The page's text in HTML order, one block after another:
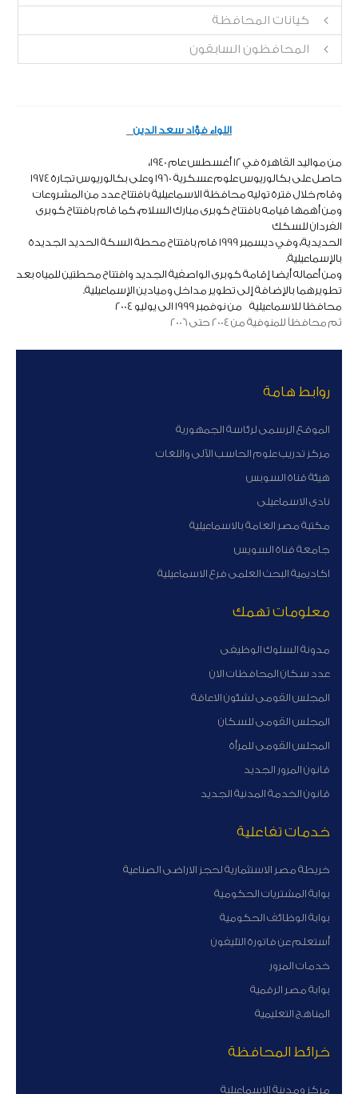
كيانات المحافظة
المحافظون السابقون
​اللواء فؤاد سعد الدين
من مواليد القاهرة في 12 أغسطس عام 1940،
حاصل على بكالوريوس علوم عسكرية 1960 وعلى بكالوريوس تجارة 1974
وقام خلال فترة توليه محافظة الاسماعيلية بافتتاح عدد من المشروعات
ومن أهمها قيامه بافتتاح كوبرى مبارك السلام، كما قام بافتتاح كوبرى
الفردان للسكك
الحديدية، وفي ديسمبر 1999 قام بافتتاح محطة السكة الحديد الجديدة
بالإسماعيلية.
ومن أعماله أيضا إقامة كوبرى الواصفية الجديد وافتتاح محطتين للمياه بعد
تطويرهما بالإضافة إلى تطوير مداخل وميادين الإسماعيلية.
محافظا للاسماعيلية من نوفمبر 1999 الى يوليو 2004
ثم محافظاً للمنوفية من 2004 حتى 2006
روابط هامة
الموقع الرسمى لرئاسة الجمهورية
مركز تدريب علوم الحاسب الآلى واللغات
هيئة قناة السوبس
نادى الاسماعيلى
مكتبة مصر العامة بالاسماعيلية
جامعة قناة السويس
اكاديمية البحث العلمى فرع الاسماعيلية
معلومات تهمك
مدونة السلوك الوظيفى
عدد سكان المحافظات الان
المجلس القومى لشئون الاعاقة
المجلس القومى للسكان
المجلس القومى للمرأة
قانون المرور الجديد
قانون الخدمة المدنية الجديد
خدمات تفاعلية
خريطة مصر الاستثمارية لحجز الاراضى الصناعية
بوابة المشتريات الحكومية
بوابة الوظائف الحكومية
أستعلم عن فاتورة التليفون
خدمات المرور
بوابة مصر الرقمية
المناهج التعليمية
خرائط المحافظة
مركز ومدينة الاسماعيلية